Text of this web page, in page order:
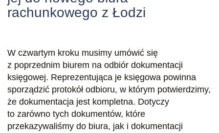
rachunkowego z Łodzi
W czwartym kroku musimy umówić się
z poprzednim biurem na odbiór dokumentacji
księgowej. Reprezentująca je księgowa powinna
sporządzić protokół odbioru, w którym potwierdzimy,
że dokumentacja jest kompletna. Dotyczy
to zarówno tych dokumentów, które
przekazywaliśmy do biura, jak i dokumentacji